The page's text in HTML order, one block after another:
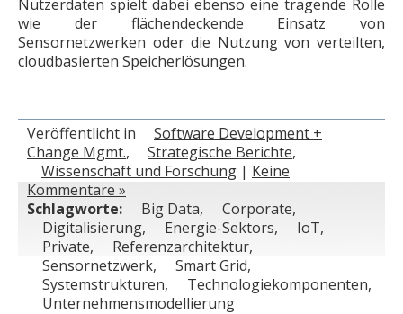
Nutzerdaten spielt dabei ebenso eine tragende Rolle
wie der flächendeckende Einsatz von
Sensornetzwerken oder die Nutzung von verteilten,
cloudbasierten Speicherlösungen.
Veröffentlicht in
Software Development +
Change Mgmt., Strategische Berichte,
Wissenschaft und Forschung | Keine
Kommentare »
Schlagworte:
Big Data, Corporate,
Digitalisierung, Energie-Sektors, IoT,
Private, Referenzarchitektur,
Sensornetzwerk, Smart Grid,
Systemstrukturen, Technologiekomponenten,
Unternehmensmodellierung